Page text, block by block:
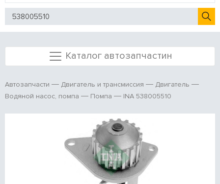
Каталог автозапчастин
Автозапчасти Двигатель и трансмиссия
Двигатель
Водяной насос, помпа
Помпа INA 538005510